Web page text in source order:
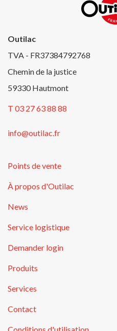
Outilac
TVA - FR37384792768
Chemin de la justice
59330 Hautmont
T 03 27 63 88 88
info@outilac.fr
Points de vente
À propos d'Outilac
News
Service logistique
Demander login
Produits
Services
Contact